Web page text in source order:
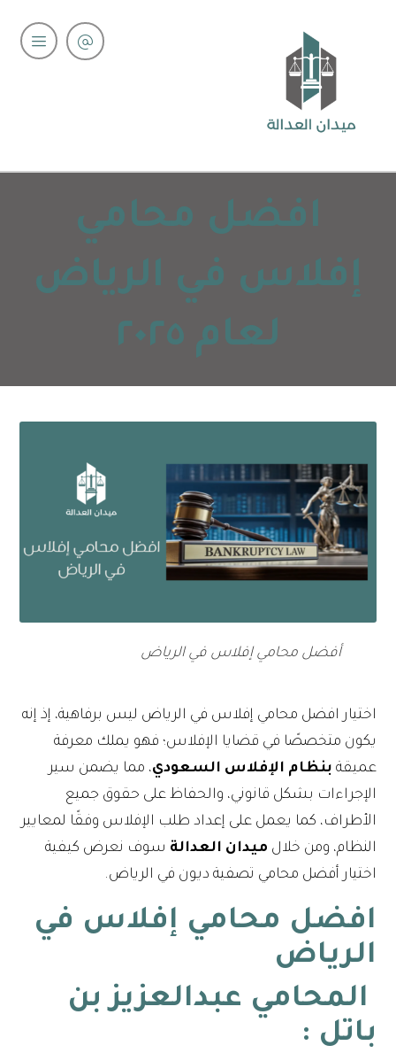
افضل محامي
إفلاس في الرياض
لعام ٢٠٢٥
أفضل محامي إفلاس في الرياض
اختيار افضل محامي إفلاس في الرياض ليس برفاهية، إذ إنه
يكون متخصصًا في قضايا الإفلاس؛ فهو يملك معرفة
عميقة بنظام الإفلاس السعودي، مما يضمن سير
الإجراءات بشكل قانوني، والحفاظ على حقوق جميع
الأطراف، كما يعمل على إعداد طلب الإفلاس وفقًا لمعايير
النظام، ومن خلال ميدان العدالة سوف نعرض كيفية
اختيار أفضل محامي تصفية ديون في الرياض.
افضل محامي إفلاس في
الرياض
المحامي عبدالعزيز بن
باتل :